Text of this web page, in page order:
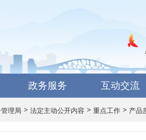
政务服务 互动交流
理局 > 法定主动公开内容 > 重点工作 > 产品